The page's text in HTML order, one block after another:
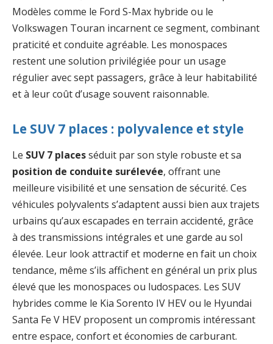
Modèles comme le Ford S-Max hybride ou le
Volkswagen Touran incarnent ce segment, combinant
praticité et conduite agréable. Les monospaces
restent une solution privilégiée pour un usage
régulier avec sept passagers, grâce à leur habitabilité
et à leur coût d’usage souvent raisonnable.
Le SUV 7 places : polyvalence et style
Le SUV 7 placesséduit par son style robuste et sa
position de conduite surélevée, offrant une
meilleure visibilité et une sensation de sécurité. Ces
véhicules polyvalents s’adaptent aussi bien aux trajets
urbains qu’aux escapades en terrain accidenté, grâce
à des transmissions intégrales et une garde au sol
élevée. Leur look attractif et moderne en fait un choix
tendance, même s’ils affichent en général un prix plus
élevé que les monospaces ou ludospaces. Les SUV
hybrides comme le Kia Sorento IV HEV ou le Hyundai
Santa Fe V HEV proposent un compromis intéressant
entre espace, confort et économies de carburant.